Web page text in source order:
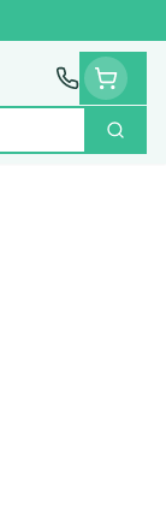
Zoek